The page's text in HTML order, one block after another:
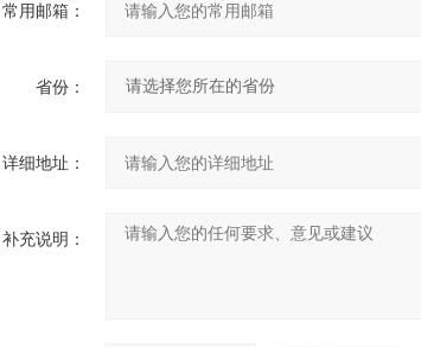
常用邮箱：
省份：
详细地址：
补充说明：